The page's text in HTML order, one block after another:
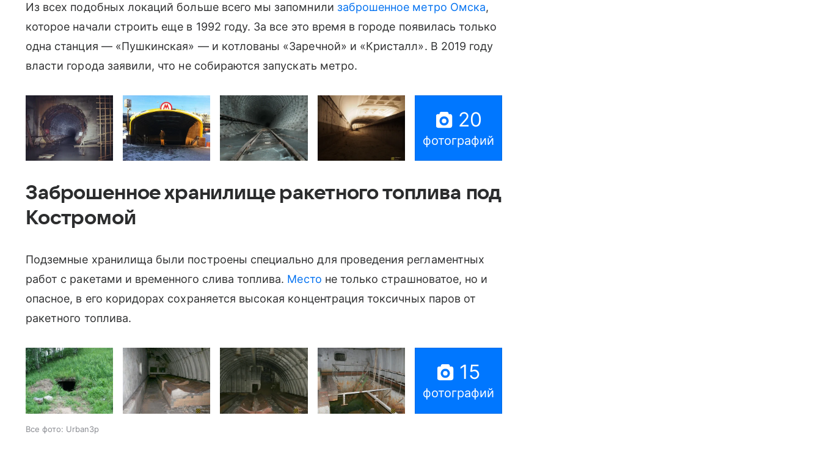
Из всех подобных локаций больше всего мы запомнили заброшенное метро Омска,
которое начали строить еще в 1992 году. За все это время в городе появилась только
одна станция — «Пушкинская» — и котлованы «Заречной» и «Кристалл». В 2019 году
власти города заявили, что не собираются запускать метро.
20
фотографий
Заброшенное хранилище ракетного топлива под
Костромой
Подземные хранилища были построены специально для проведения регламентных
работ с ракетами и временного слива топлива. Место не только страшноватое, но и
опасное, в его коридорах сохраняется высокая концентрация токсичных паров от
ракетного топлива.
15
фотографий
Все фото: Urban3p